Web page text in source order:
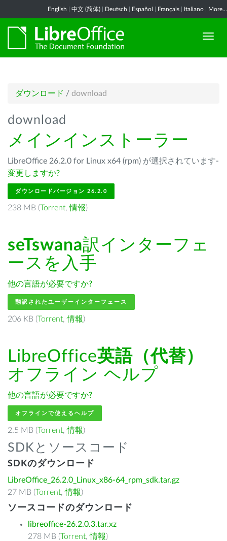
English 中文 (简体) Deutsch Español Français Italiano More...
ダウンロード / download
download
メインインストーラー
LibreOffice 26.2.0 for Linux x64 (rpm) が選択されています-
変更しますか?
ダウンロードバージョン 26.2.0
238 MB (Torrent,情報)
seTswana訳インターフェ
ースを入手
他の言語が必要ですか?
翻訳されたユーザーインターフェース
206 KB (Torrent,情報)
LibreOffice英語（代替）
オフライン ヘルプ
他の言語が必要ですか?
オフラインで使えるヘルプ
2.5 MB (Torrent,情報)
SDKとソースコード
SDKのダウンロード
LibreOffice_26.2.0_Linux_x86-64_rpm_sdk.tar.gz
27 MB (Torrent,情報)
ソースコードのダウンロード
libreoffice-26.2.0.3.tar.xz
278 MB (Torrent,情報)